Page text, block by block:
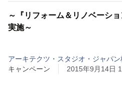
～『リフォーム＆リノベーシ
実施～
アーキテクツ・スタジオ・ジャパン
キャンペーン
2015年9月14日